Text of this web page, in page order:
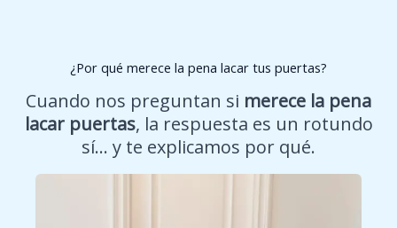
¿Por qué merece la pena lacar tus puertas?
Cuando nos preguntan si merece la pena
lacar puertas, la respuesta es un rotundo
sí… y te explicamos por qué.